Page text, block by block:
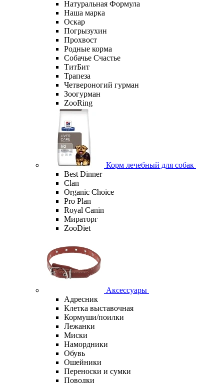
Натуральная Формула
Наша марка
Оскар
Погрызухин
Прохвост
Родные корма
Собачье Счастье
ТитБит
Трапеза
Четвероногий гурман
Зоогурман
ZooRing
Корм лечебный для собак
Best Dinner
Clan
Organic Сhoice
Pro Plan
Royal Canin
Мираторг
ZooDiet
Аксессуары
Адресник
Клетка выставочная
Кормуши/поилки
Лежанки
Миски
Намордники
Обувь
Ошейники
Переноски и сумки
Поводки